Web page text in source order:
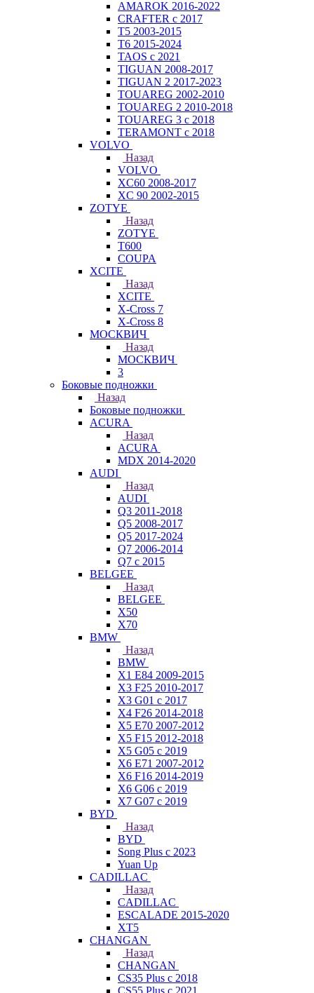
AMAROK 2016-2022
CRAFTER с 2017
T5 2003-2015
T6 2015-2024
TAOS с 2021
TIGUAN 2008-2017
TIGUAN 2 2017-2023
TOUAREG 2002-2010
TOUAREG 2 2010-2018
TOUAREG 3 с 2018
TERAMONT с 2018
VOLVO
Назад
VOLVO
XC60 2008-2017
XC 90 2002-2015
ZOTYE
Назад
ZOTYE
T600
COUPA
XCITE
Назад
XCITE
X-Cross 7
X-Cross 8
МОСКВИЧ
Назад
МОСКВИЧ
3
Боковые подножки
Назад
Боковые подножки
ACURA
Назад
ACURA
MDX 2014-2020
AUDI
Назад
AUDI
Q3 2011-2018
Q5 2008-2017
Q5 2017-2024
Q7 2006-2014
Q7 с 2015
BELGEE
Назад
BELGEE
X50
X70
BMW
Назад
BMW
X1 E84 2009-2015
X3 F25 2010-2017
X3 G01 с 2017
X4 F26 2014-2018
X5 E70 2007-2012
X5 F15 2012-2018
X5 G05 с 2019
X6 E71 2007-2012
X6 F16 2014-2019
X6 G06 с 2019
X7 G07 с 2019
BYD
Назад
BYD
Song Plus с 2023
Yuan Up
CADILLAC
Назад
CADILLAC
ESСALADE 2015-2020
XT5
CHANGAN
Назад
CHANGAN
CS35 Plus с 2018
CS55 Plus с 2021